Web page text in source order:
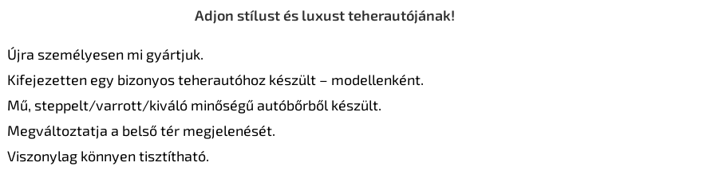
Adjon stílust és luxust teherautójának!
Újra személyesen mi gyártjuk.
Kifejezetten egy bizonyos teherautóhoz készült – modellenként.
Mű, steppelt/varrott/kiváló minőségű autóbőrből készült.
Megváltoztatja a belső tér megjelenését.
Viszonylag könnyen tisztítható.